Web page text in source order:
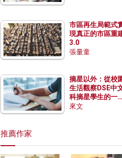
市區再生局範式
現真正的市區重
3.0
張量童
摘星以外：從校
生活觀察DSE中
科摘星學生的一點
特質
來文
推薦作家